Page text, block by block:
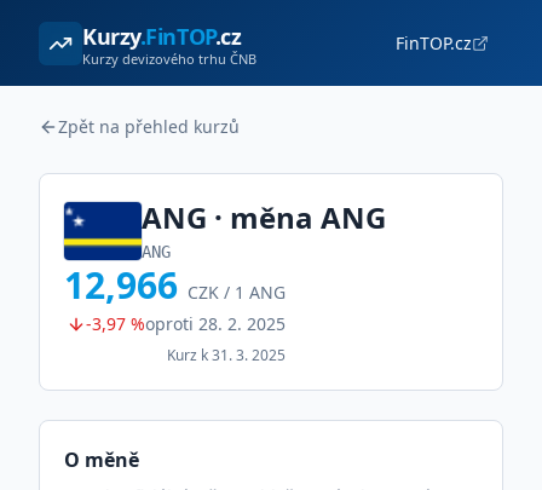
Kurzy.FinTOP.cz
Kurzy devizového trhu ČNB
FinTOP.cz
Zpět na přehled kurzů
ANG · měna ANG
ANG
12,966 CZK / 1 ANG
-3,97 %oproti 28. 2. 2025
Kurz k31. 3. 2025
O měně